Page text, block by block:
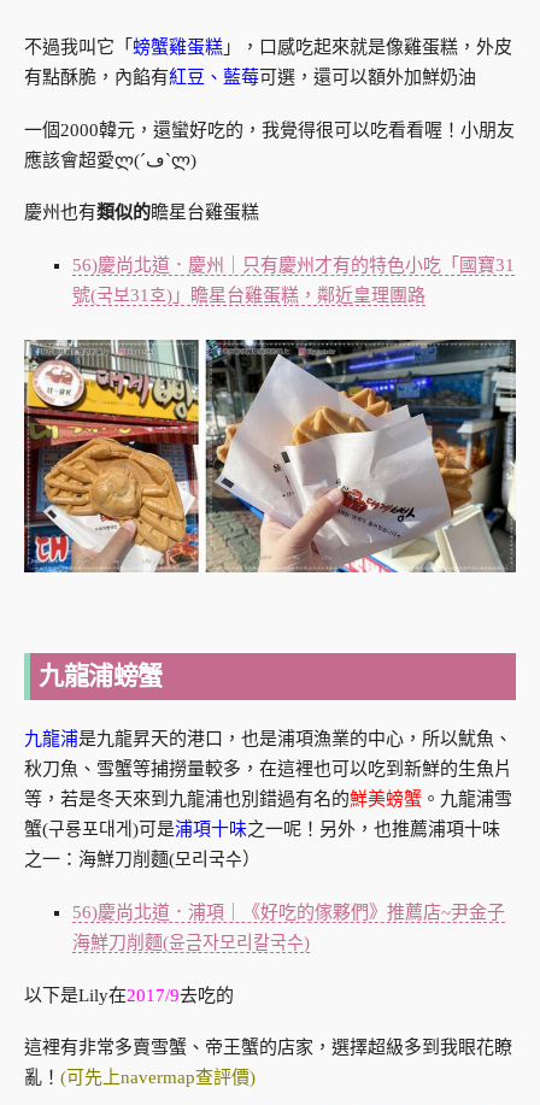
不過我叫它「 螃蟹雞蛋糕 」，口感吃起來就是像雞蛋糕，外皮
有點酥脆，內餡有紅豆、藍莓可選，還可以額外加鮮奶油
一個2000韓元，還蠻好吃的，我覺得很可以吃看看喔！小朋友
應該會超愛ლ(´ڡ`ლ)
慶州也有類似的瞻星台雞蛋糕
56)慶尚北道．慶州｜只有慶州才有的特色小吃「國寶31
號(국보31호)」瞻星台雞蛋糕，鄰近皇理團路
九龍浦螃蟹
九龍浦是九龍昇天的港口，也是浦項漁業的中心，所以魷魚、
秋刀魚、雪蟹等捕撈量較多，在這裡也可以吃到新鮮的生魚片
等，若是冬天來到九龍浦也別錯過有名的鮮美螃蟹 。九龍浦雪
蟹(구룡포대게)可是浦項十味之一呢！另外，也推薦浦項十味
之一：海鮮刀削麵(모리국수）
56)慶尚北道．浦項｜《好吃的傢夥們》推薦店~尹金子
海鮮刀削麵(윤금자모리칼국수)
以下是Lily在2017/9去吃的
這裡有非常多賣雪蟹、帝王蟹的店家，選擇超級多到我眼花瞭
亂！ (可先上navermap查評價)